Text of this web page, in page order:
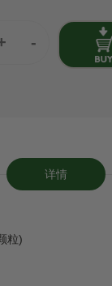
详情
粒)